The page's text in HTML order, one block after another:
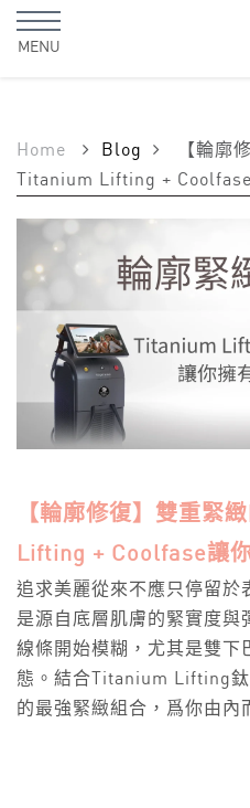
MENU
Home Blog
【輪廓修
Titanium Lifting +
【輪廓修復】雙重緊
Lifting + Coolfase讓
追求美麗從來不應只停留於
是源自底層肌膚的緊實度與
線條開始模糊，尤其是雙下
態。結合Titanium Lifting
的最強緊緻組合，爲你由內